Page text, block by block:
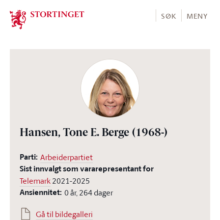
Stortinget.no
SØK MENY
Hansen, Tone E. Berge (1968-)
Parti: Arbeiderpartiet
Sist innvalgt som vararepresentant for
Telemark2021-2025
Ansiennitet: 0 år, 264 dager
Gå til bildegalleri